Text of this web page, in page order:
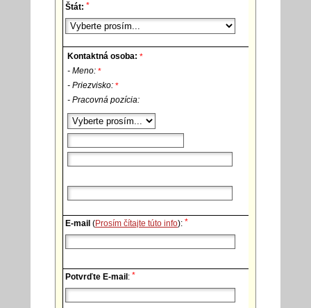
Štát: *
Kontaktná osoba: *
- Meno: *
- Priezvisko: *
- Pracovná pozícia:
E-mail (Prosím čítajte túto info): *
Potvrďte E-mail: *